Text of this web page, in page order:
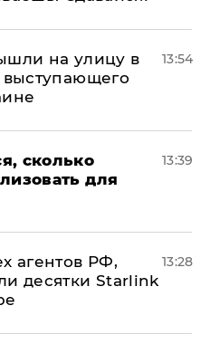
на улицу в
13:54
сколько
для
13:39
агентов РФ,
десятки Starlink
13:28